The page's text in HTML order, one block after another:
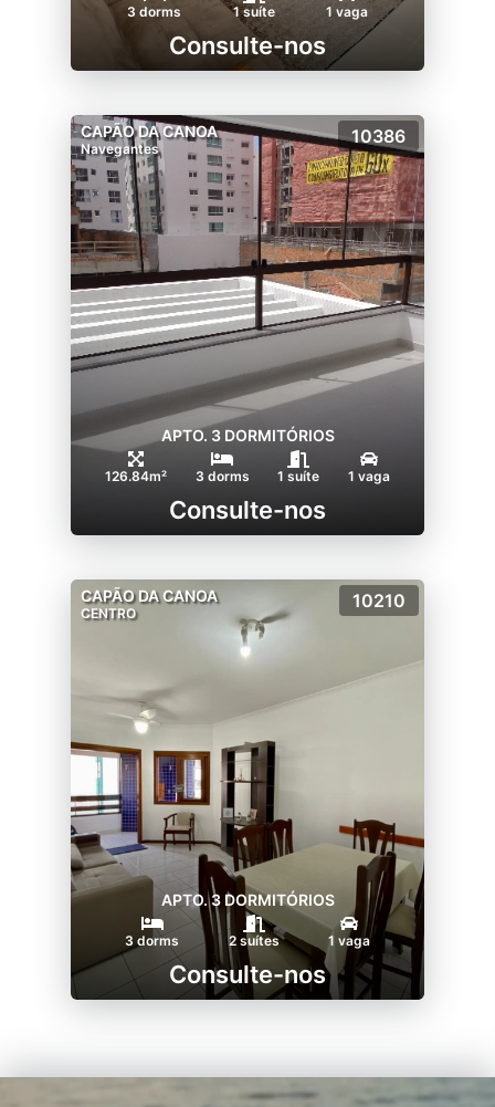
3 dorms 1 suíte 1 vaga
Consulte-nos
CAPÃO DA CANOA
Navegantes
10386
APTO. 3 DORMITÓRIOS
126.84m² 3 dorms 1 suíte 1 vaga
Consulte-nos
CAPÃO DA CANOA
CENTRO
10210
APTO. 3 DORMITÓRIOS
3 dorms 2 suítes 1 vaga
Consulte-nos